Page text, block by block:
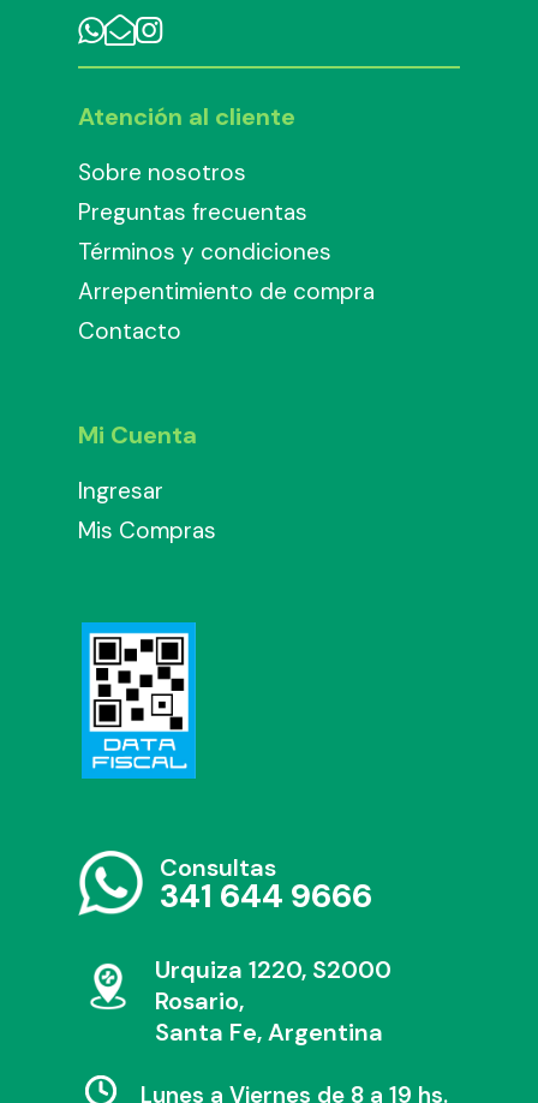
Atención al cliente
Sobre nosotros
Preguntas frecuentas
Términos y condiciones
Arrepentimiento de compra
Contacto
Mi Cuenta
Ingresar
Mis Compras
Consultas
341 644 9666
Urquiza 1220, S2000
Rosario,
Santa Fe, Argentina
Lunes a Viernes de 8 a 19 hs.